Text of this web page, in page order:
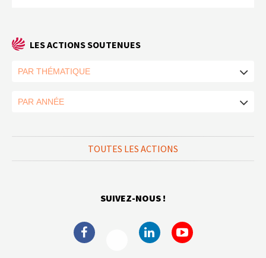
LES ACTIONS SOUTENUES
TOUTES LES ACTIONS
SUIVEZ-NOUS !